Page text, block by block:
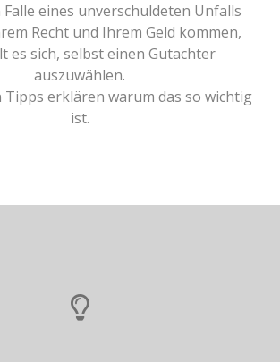
Falle eines unverschuldeten Unfalls
Recht und Ihrem Geld kommen,
es sich, selbst einen Gutachter
auszuwählen.
Tipps erklären warum das so wichtig
ist.